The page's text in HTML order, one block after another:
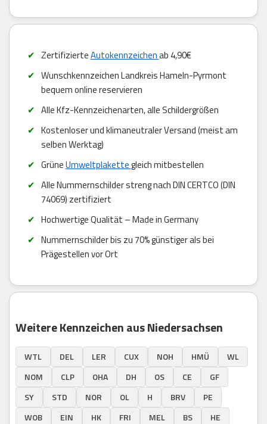
ZertifizierteAutokennzeichenab 4,90€
Wunschkennzeichen Landkreis Hameln-Pyrmont
bequem online reservieren
Alle Kfz-Kennzeichenarten, alle Schildergrößen
Kostenloser und klimaneutraler Versand (meist am
selben Werktag)
GrüneUmweltplakettegleich mitbestellen
Alle Nummernschilder streng nach DIN CERTCO (DIN
74069) zertifiziert
Hochwertige Qualität – Made in Germany
Nummernschilder bis zu 70% günstiger als bei
Prägestellen vor Ort
Weitere Kennzeichen aus Niedersachsen
WTL DEL LER CUX NOH HMÜ
WL
NOM
CLP OHA DH OS CE
GF
SY
STD NOR OL H BRV
PE
WOB
EIN HK FRI MEL BS
HE